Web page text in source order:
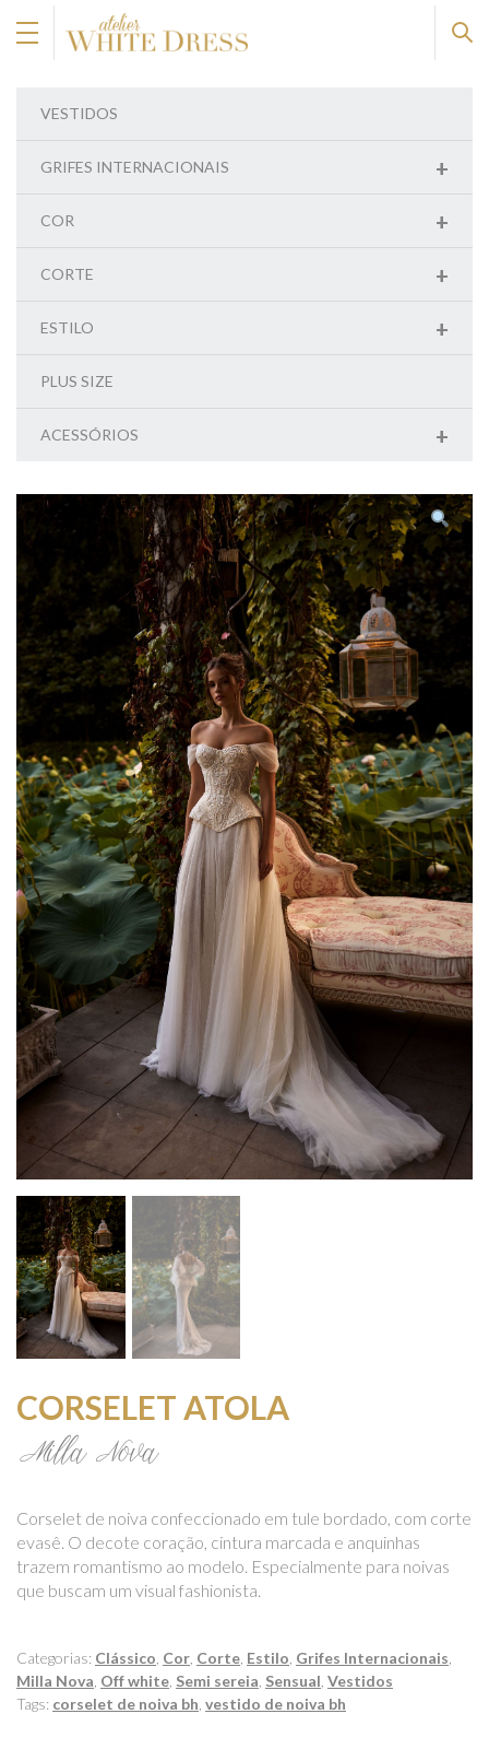
VESTIDOS
+
GRIFES INTERNACIONAIS
+
COR
+
CORTE
+
ESTILO
PLUS SIZE
+
ACESSÓRIOS
CORSELET ATOLA
Milla Nova
Corselet de noiva confeccionado em tule bordado, com corte
evasê. O decote coração, cintura marcada e anquinhas
trazem romantismo ao modelo. Especialmente para noivas
que buscam um visual fashionista.
Categorias: Clássico Cor Corte Estilo Grifes Internacionais
Milla Nova Off white Semi sereia Sensual Vestidos
Tags: corselet de noiva bh vestido de noiva bh